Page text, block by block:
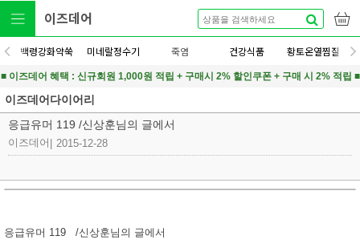
이즈데어
백령강화약쑥 미네랄정수기 죽염 건강식품 황토온열찜질
■ 이즈데어 혜택 : 신규회원 1,000원 적립 + 구매시 2% 할인쿠폰 + 구매 시 2% 적립 ■
이즈데어다이어리
응급유머 119 /신상훈님의 글에서
이즈데어 2015-12-28
응급유머 119 /신상훈님의 글에서